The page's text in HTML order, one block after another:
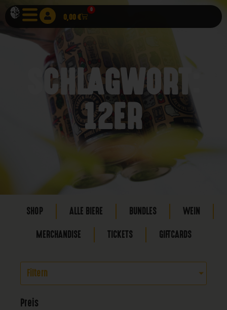
0,00€
0
SCHLAGWORT:
12ER
SHOP ALLE BIERE BUNDLES WEIN
MERCHANDISE TICKETS GIFTCARDS
Filtern
Preis